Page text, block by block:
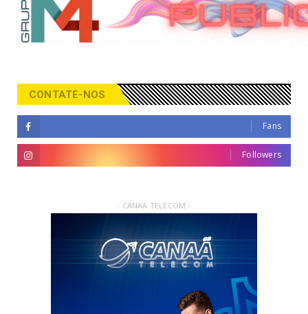
CONTATE-NOS
Fans
Followers
- CANAA TELECOM -